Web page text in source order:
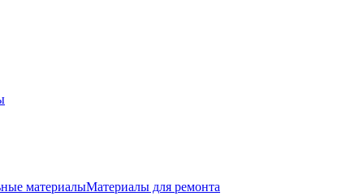
материалыМатериалы для ремонта